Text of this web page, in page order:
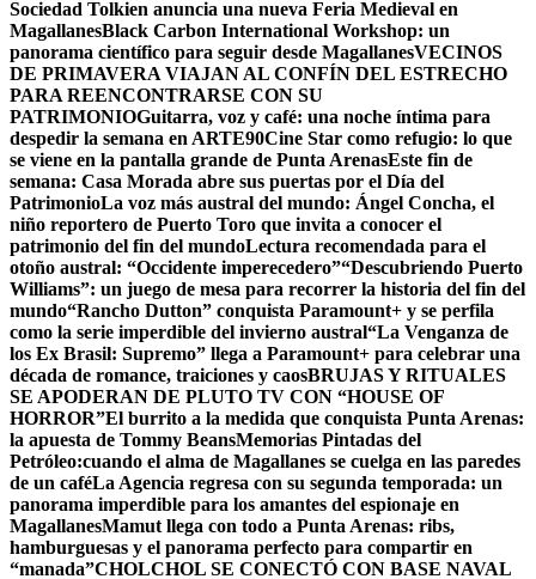
Sociedad Tolkien anuncia una nueva Feria Medieval en
MagallanesBlack Carbon International Workshop: un
panorama científico para seguir desde MagallanesVECINOS
DE PRIMAVERA VIAJAN AL CONFÍN DEL ESTRECHO
PARA REENCONTRARSE CON SU
PATRIMONIOGuitarra, voz y café: una noche íntima para
despedir la semana en ARTE90Cine Star como refugio: lo que
se viene en la pantalla grande de Punta ArenasEste fin de
semana: Casa Morada abre sus puertas por el Día del
PatrimonioLa voz más austral del mundo: Ángel Concha, el
niño reportero de Puerto Toro que invita a conocer el
patrimonio del fin del mundoLectura recomendada para el
otoño austral: “Occidente imperecedero”“Descubriendo Puerto
Williams”: un juego de mesa para recorrer la historia del fin del
mundo“Rancho Dutton” conquista Paramount+ y se perfila
como la serie imperdible del invierno austral“La Venganza de
los Ex Brasil: Supremo” llega a Paramount+ para celebrar una
década de romance, traiciones y caosBRUJAS Y RITUALES
SE APODERAN DE PLUTO TV CON “HOUSE OF
HORROR”El burrito a la medida que conquista Punta Arenas:
la apuesta de Tommy BeansMemorias Pintadas del
Petróleo:cuando el alma de Magallanes se cuelga en las paredes
de un caféLa Agencia regresa con su segunda temporada: un
panorama imperdible para los amantes del espionaje en
MagallanesMamut llega con todo a Punta Arenas: ribs,
hamburguesas y el panorama perfecto para compartir en
“manada”CHOLCHOL SE CONECTÓ CON BASE NAVAL